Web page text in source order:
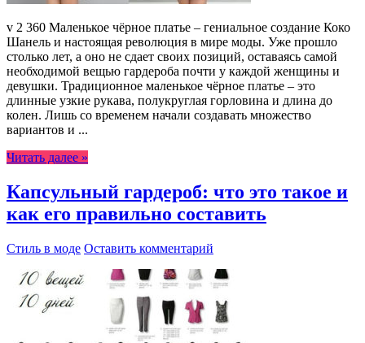
v 2 360 Маленькое чёрное платье – гениальное создание Коко
Шанель и настоящая революция в мире моды. Уже прошло
столько лет, а оно не сдает своих позиций, оставаясь самой
необходимой вещью гардероба почти у каждой женщины и
девушки. Традиционное маленькое чёрное платье – это
длинные узкие рукава, полукруглая горловина и длина до
колен. Лишь со временем начали создавать множество
вариантов и ...
Читать далее »
Капсульный гардероб: что это такое и
как его правильно составить
Стиль в моде Оставить комментарий